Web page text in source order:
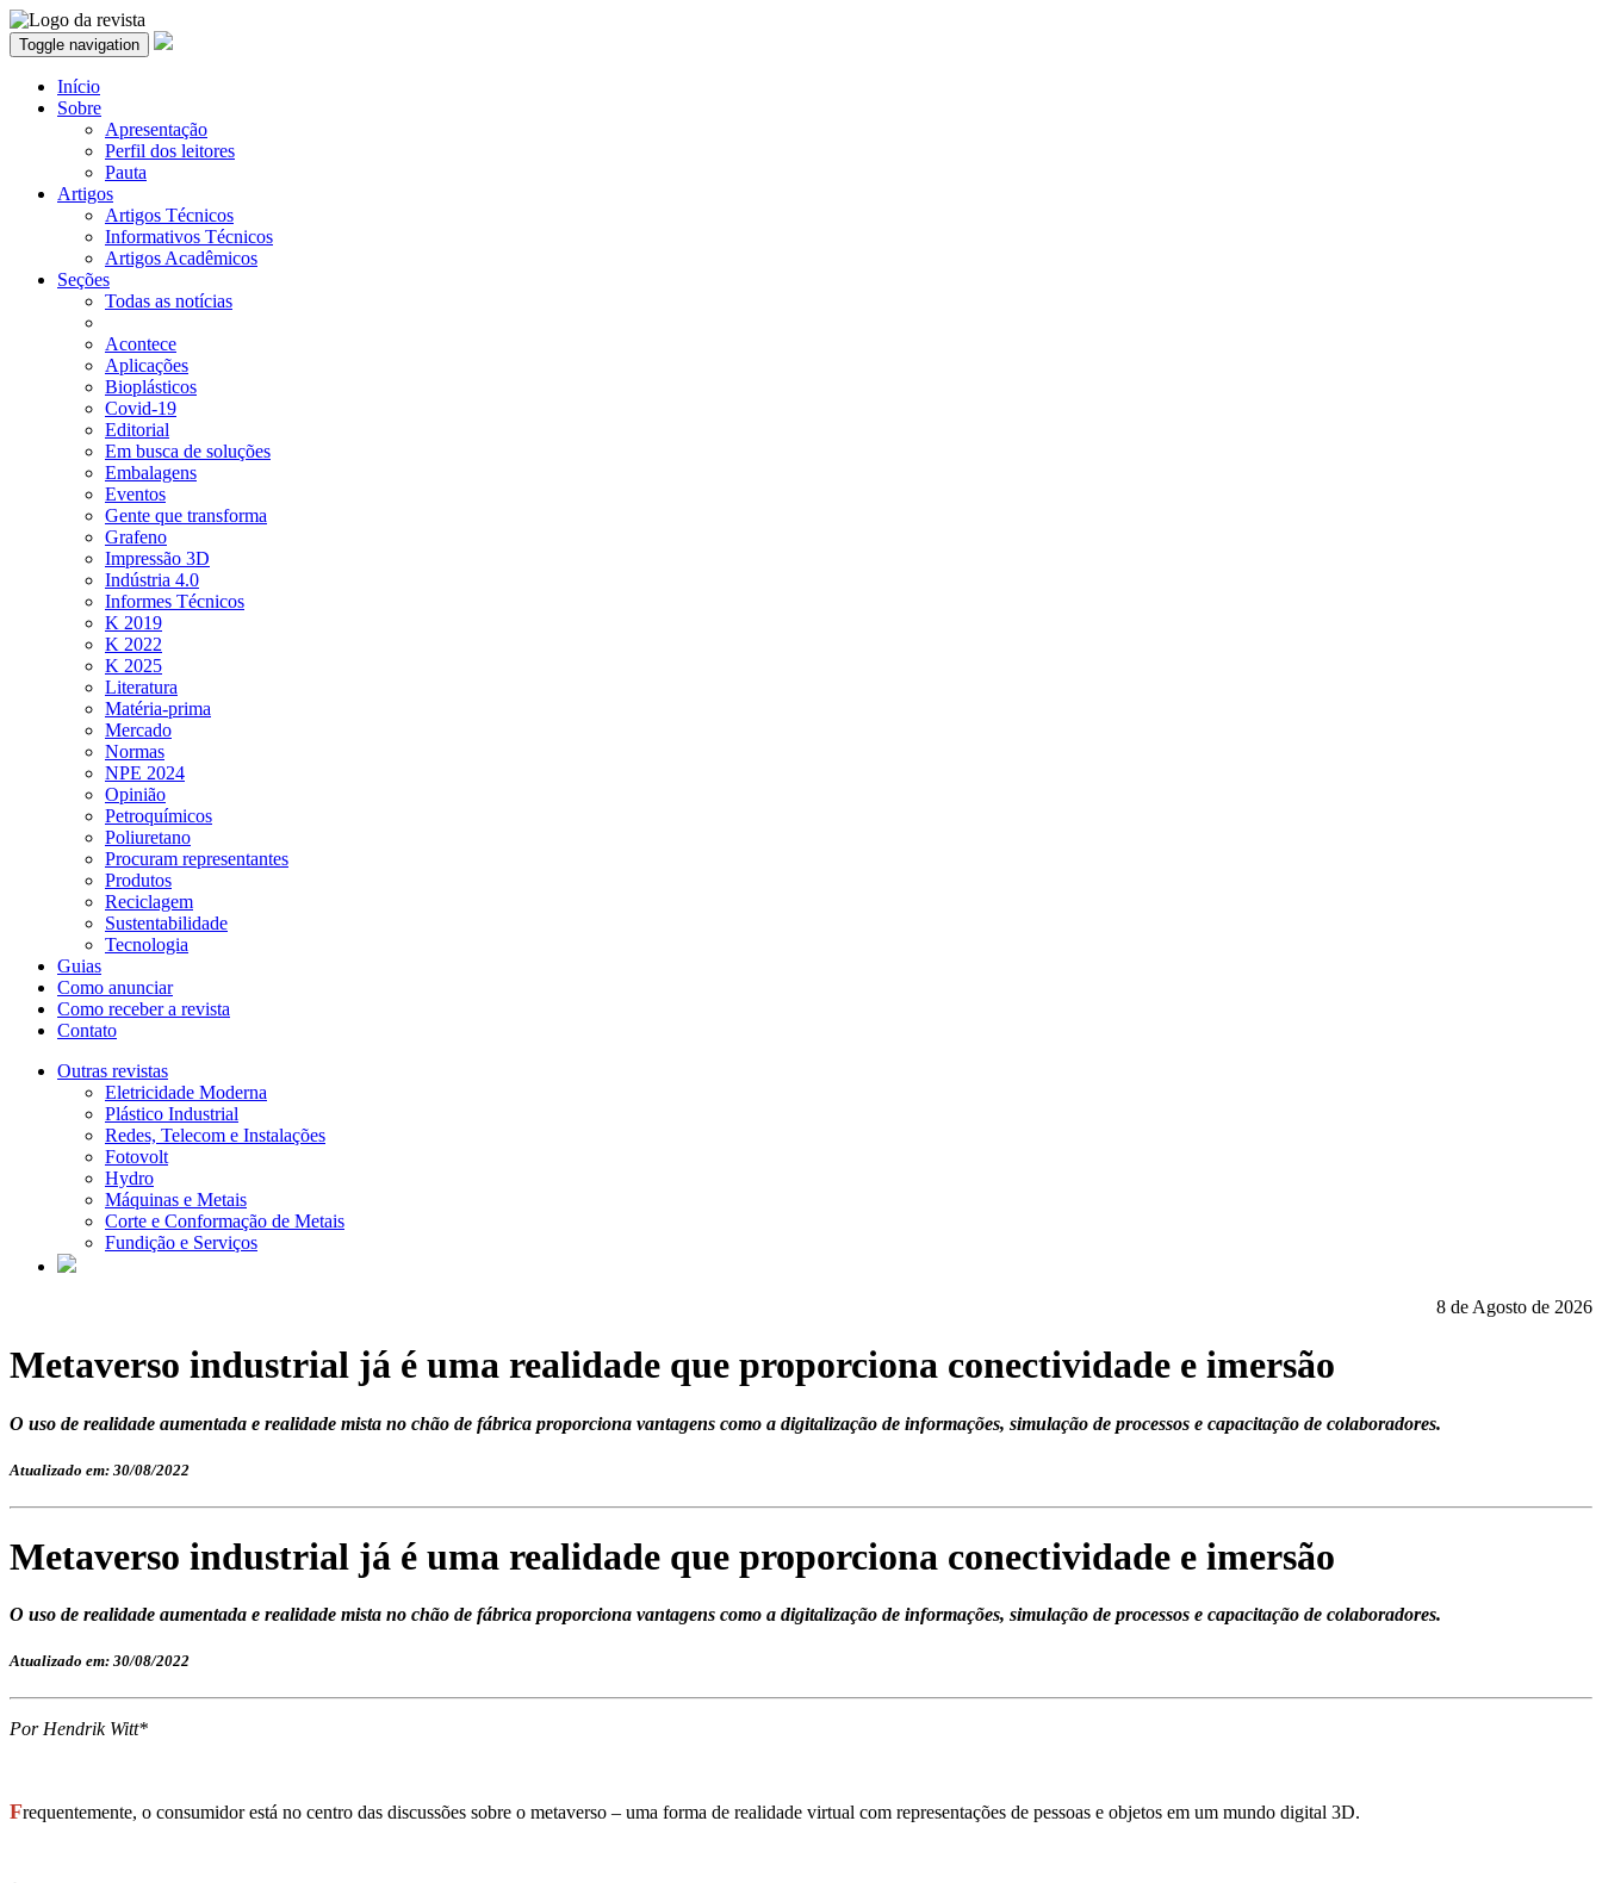
Toggle navigation
Início
Sobre
Apresentação
Perfil dos leitores
Pauta
Artigos
Artigos Técnicos
Informativos Técnicos
Artigos Acadêmicos
Seções
Todas as notícias
Acontece
Aplicações
Bioplásticos
Covid-19
Editorial
Em busca de soluções
Embalagens
Eventos
Gente que transforma
Grafeno
Impressão 3D
Indústria 4.0
Informes Técnicos
K 2019
K 2022
K 2025
Literatura
Matéria-prima
Mercado
Normas
NPE 2024
Opinião
Petroquímicos
Poliuretano
Procuram representantes
Produtos
Reciclagem
Sustentabilidade
Tecnologia
Guias
Como anunciar
Como receber a revista
Contato
Outras revistas
Eletricidade Moderna
Plástico Industrial
Redes, Telecom e Instalações
Fotovolt
Hydro
Máquinas e Metais
Corte e Conformação de Metais
Fundição e Serviços
8 de Agosto de 2026
Metaverso industrial já é uma realidade que proporciona conectividade e imersão
O uso de realidade aumentada e realidade mista no chão de fábrica proporciona vantagens como a digitalização de informações, simulação de processos e capacitação de colaboradores.
Atualizado em: 30/08/2022
Metaverso industrial já é uma realidade que proporciona conectividade e imersão
O uso de realidade aumentada e realidade mista no chão de fábrica proporciona vantagens como a digitalização de informações, simulação de processos e capacitação de colaboradores.
Atualizado em: 30/08/2022
Por Hendrik Witt*
Frequentemente, o consumidor está no centro das discussões sobre o metaverso – uma forma de realidade virtual com representações de pessoas e objetos em um mundo digital 3D.